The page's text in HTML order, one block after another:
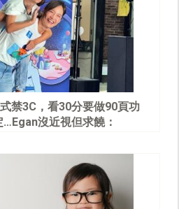
禁3C，看30分要做90頁功
沒近視但求饒：